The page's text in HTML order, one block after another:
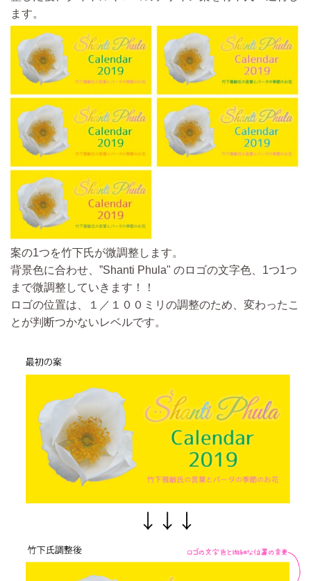
ます。
案の1つを竹下氏が微調整します。
背景色に合わせ、”Shanti Phula" のロゴの文字色、1つ1つ
まで微調整していきます！！
ロゴの位置は、１／１００ミリの調整のため、変わったこ
とが判断つかないレベルです。